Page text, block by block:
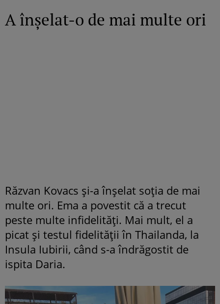
A înșelat-o de mai multe ori
Răzvan Kovacs și-a înșelat soția de mai
multe ori. Ema a povestit că a trecut
peste multe infidelități. Mai mult, el a
picat și testul fidelității în Thailanda, la
Insula Iubirii, când s-a îndrăgostit de
ispita Daria.